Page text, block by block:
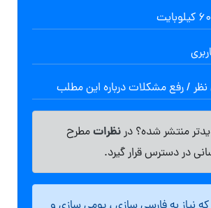
/ رفع مشکلات درباره این مطلب
منتشر شده؟ درنظراتمطرح
در دسترس قرار گیرد.